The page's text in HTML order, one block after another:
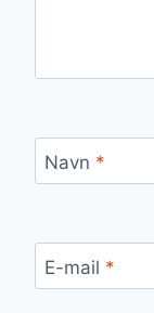
Navn *
E-mail *